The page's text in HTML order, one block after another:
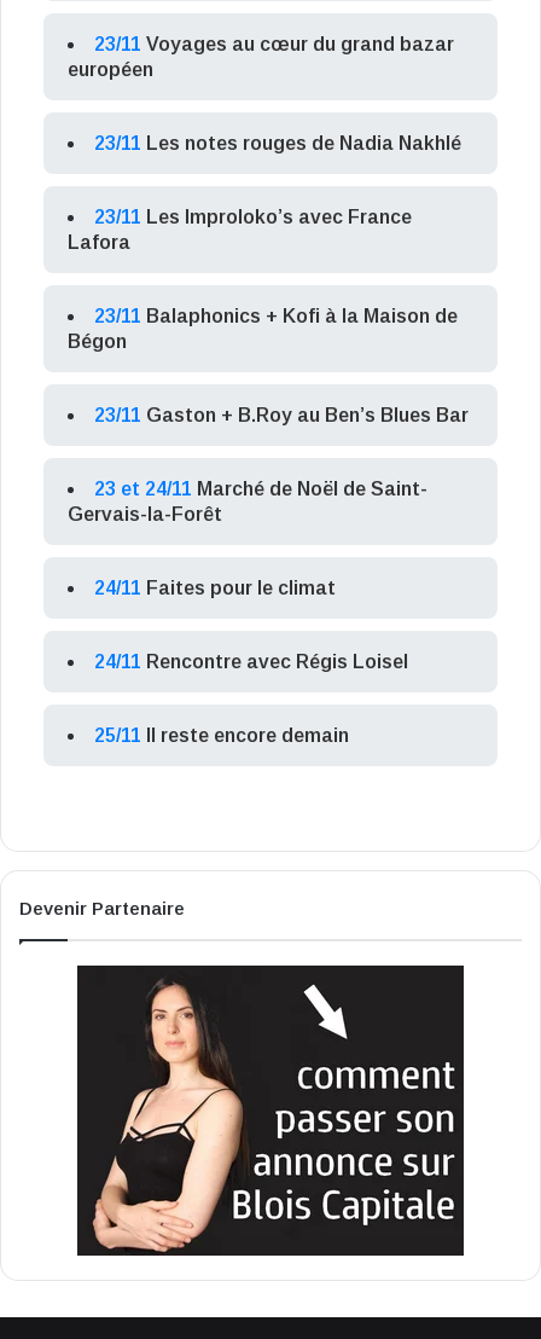
23/11 Voyages au cœur du grand bazar
européen
23/11 Les notes rouges de Nadia Nakhlé
23/11 Les Improloko’s avec France
Lafora
23/11 Balaphonics + Kofi à la Maison de
Bégon
23/11 Gaston + B.Roy au Ben’s Blues Bar
23 et 24/11 Marché de Noël de Saint-
Gervais-la-Forêt
24/11 Faites pour le climat
24/11 Rencontre avec Régis Loisel
25/11 Il reste encore demain
Devenir Partenaire